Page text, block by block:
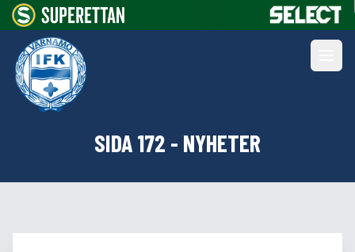
SIDA 172 - NYHETER